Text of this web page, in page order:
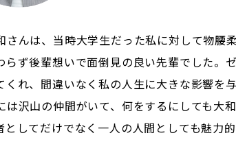
んは、当時大学生だった私に対して物腰
らず後輩想いで面倒見の良い先輩でした。
れ、間違いなく私の人生に大きな影響を
沢山の仲間がいて、何をするにしても大
してだけでなく一人の人間としても魅力